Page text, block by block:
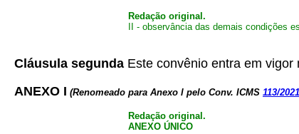
Redação original.
II - observância das demais condições
Cláusula segunda Este convênio entra em
ANEXO I (Renomeado para Anexo l pelo Conv. ICMS 113/2021
Redação original.
ANEXO ÚNICO